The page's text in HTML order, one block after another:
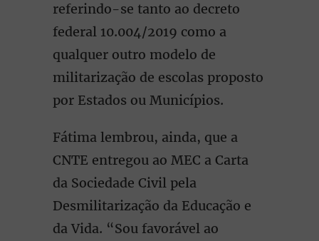
referindo-se tanto ao decreto
federal 10.004/2019 como a
qualquer outro modelo de
militarização de escolas proposto
por Estados ou Municípios.
Fátima lembrou, ainda, que a
CNTE entregou ao MEC a Carta
da Sociedade Civil pela
Desmilitarização da Educação e
da Vida. “Sou favorável ao